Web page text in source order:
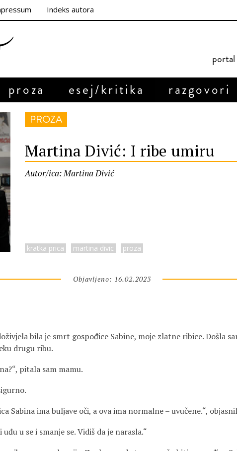
Indeks autora
portal
proza esej/kritika razgovori
PROZA
Martina Divić: I ribe umiru
Autor/ica: Martina Divić
kratka prica martina divic proza
Objavljeno: 16.02.2023
bila je smrt gospođice Sabine, moje zlatne ribice. Došla
drugu ribu.
pitala sam mamu.
Sabina ima buljave oči, a ova ima normalne – uvučene.“,
u se i smanje se. Vidiš da je narasla.“